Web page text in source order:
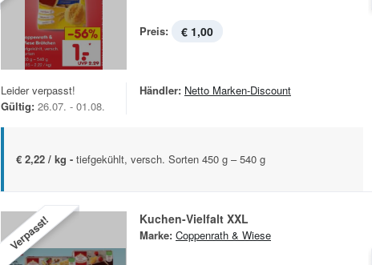
Preis: € 1,00
Leider verpasst!
Gültig: 26.07. - 01.08.
Händler: Netto Marken-Discount
€ 2,22 / kg - tiefgekühlt, versch. Sorten 450 g – 540 g
Verpasst! Kuchen-Vielfalt XXL
Marke: Coppenrath & Wiese